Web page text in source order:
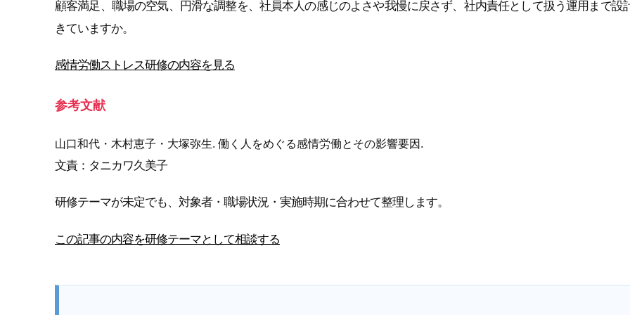
顧客満足、職場の空気、円滑な調整を、社員本人の感じのよさや我慢に戻さず、社内責任として扱う運用まで設
きていますか。
感情労働ストレス研修の内容を見る
参考文献
山口和代・木村恵子・大塚弥生. 働く人をめぐる感情労働とその影響要因.
文責：タニカワ久美子
研修テーマが未定でも、対象者・職場状況・実施時期に合わせて整理します。
この記事の内容を研修テーマとして相談する